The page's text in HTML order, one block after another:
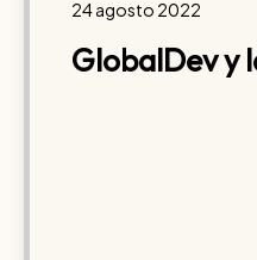
24 agosto 2022
GlobalDev y